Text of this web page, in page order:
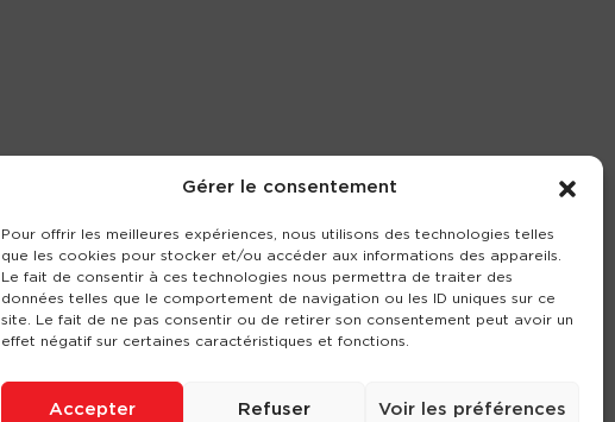
Gérer le consentement
Pour offrir les meilleures expériences, nous utilisons des technologies telles
que les cookies pour stocker et/ou accéder aux informations des appareils.
Le fait de consentir à ces technologies nous permettra de traiter des
données telles que le comportement de navigation ou les ID uniques sur ce
site. Le fait de ne pas consentir ou de retirer son consentement peut avoir un
effet négatif sur certaines caractéristiques et fonctions.
Accepter Refuser Voir les préférences